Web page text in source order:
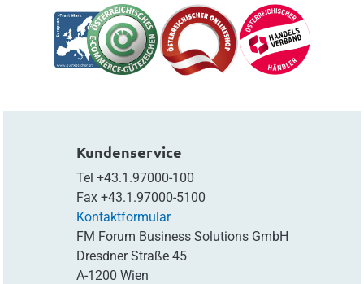
Kundenservice
Tel +43.1.97000-100
Fax +43.1.97000-5100
Kontaktformular
FM Forum Business Solutions GmbH
Dresdner Straße 45
A-1200 Wien